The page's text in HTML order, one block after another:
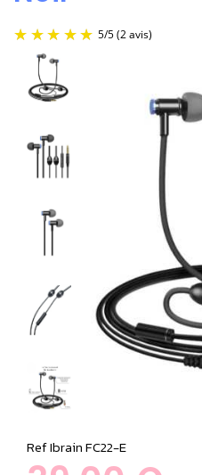
RefIbrain FC22-E